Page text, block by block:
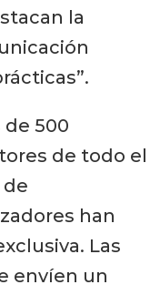
la
500
de todo el
de
han
Las
envíen un